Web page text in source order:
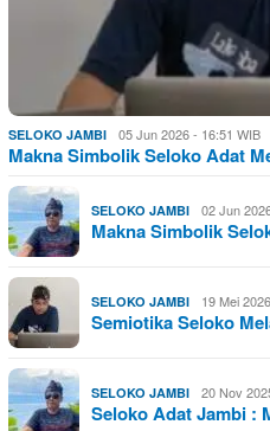
SELOKO JAMBI 05 Jun 2026 - 16:51 WIB
Makna Simbolik Seloko Adat
SELOKO JAMBI 02 Jun
Makna Simbolik
SELOKO JAMBI 19 Mei
Semiotika Seloko
SELOKO JAMBI 20 Nov
Seloko Adat Jambi :